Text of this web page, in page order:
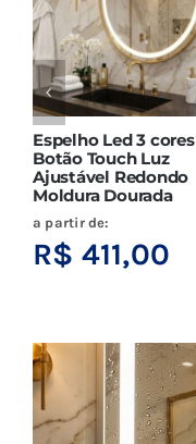
Espelho Led 3 cores
Botão Touch Luz
Ajustável Redondo
Moldura Dourada
a partir de:
R$ 411,00